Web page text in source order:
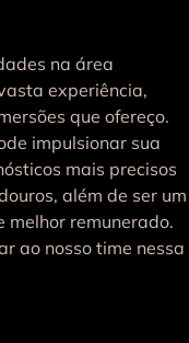
na área
experiência,
que ofereço.
impulsionar sua
mais precisos
além de ser um
melhor remunerado.
ao nosso time nessa